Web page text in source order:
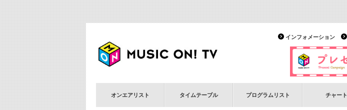
インフォメーション
オンエアリスト タイムテーブル プログラムリスト チャート